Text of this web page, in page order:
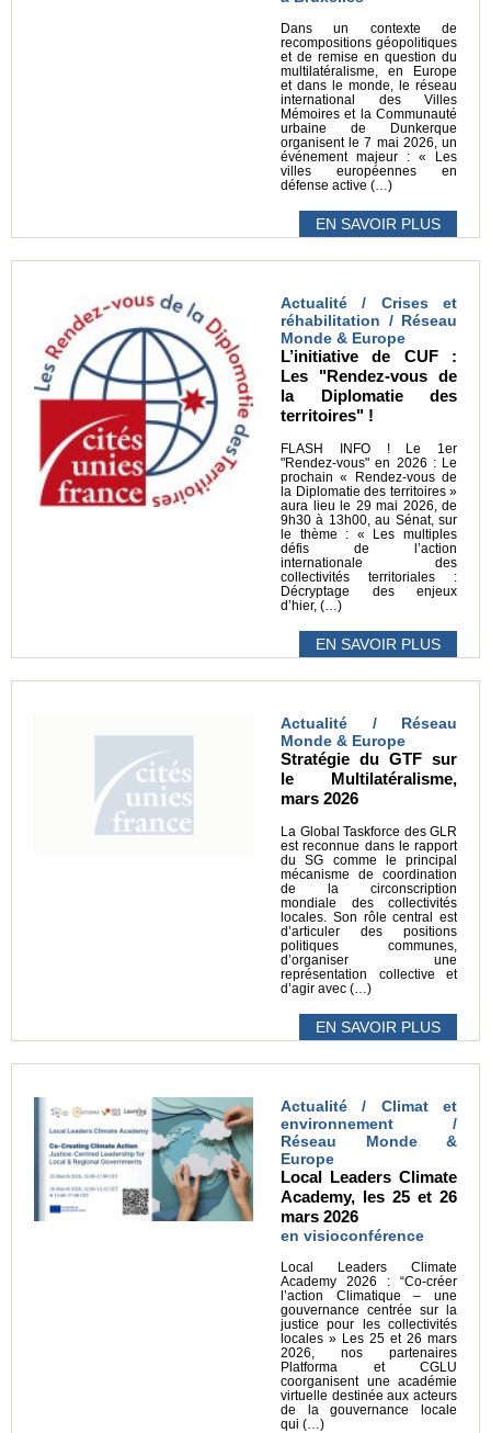
Dans un contexte de
recompositions géopolitiques
et de remise en question du
multilatéralisme, en Europe
et dans le monde, le réseau
international des Villes
Mémoires et la Communauté
urbaine de Dunkerque
organisent le 7 mai 2026, un
événement majeur : « Les
villes européennes en
défense active (…)
EN SAVOIR PLUS
Actualité / Crises et
réhabilitation / Réseau
Monde & Europe
L’initiative de CUF :
Les "Rendez-vous de
la Diplomatie des
territoires" !
FLASH INFO ! Le 1er
"Rendez-vous" en 2026 : Le
prochain « Rendez-vous de
la Diplomatie des territoires »
aura lieu le 29 mai 2026, de
9h30 à 13h00, au Sénat, sur
le thème : « Les multiples
défis de l’action
internationale des
collectivités territoriales :
Décryptage des enjeux
d’hier, (…)
EN SAVOIR PLUS
Actualité / Réseau
Monde & Europe
Stratégie du GTF sur
le Multilatéralisme,
mars 2026
La Global Taskforce des GLR
est reconnue dans le rapport
du SG comme le principal
mécanisme de coordination
de la circonscription
mondiale des collectivités
locales. Son rôle central est
d’articuler des positions
politiques communes,
d’organiser une
représentation collective et
d’agir avec (…)
EN SAVOIR PLUS
Actualité / Climat et
environnement /
Réseau Monde &
Europe
Local Leaders Climate
Academy, les 25 et 26
mars 2026
en visioconférence
Local Leaders Climate
Academy 2026 : “Co-créer
l’action Climatique – une
gouvernance centrée sur la
justice pour les collectivités
locales » Les 25 et 26 mars
2026, nos partenaires
Platforma et CGLU
coorganisent une académie
virtuelle destinée aux acteurs
de la gouvernance locale
qui (…)